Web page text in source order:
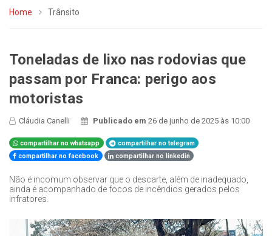
Home Trânsito
Toneladas de lixo nas rodovias que
passam por Franca: perigo aos
motoristas
Cláudia Canelli Publicado em26 de junho de 2025 às 10:00
compartilhar no whatsapp
compartilhar no telegram
compartilhar no facebook
compartilhar no linkedin
Não é incomum observar que o descarte, além de inadequado,
ainda é acompanhado de focos de incêndios gerados pelos
infratores.